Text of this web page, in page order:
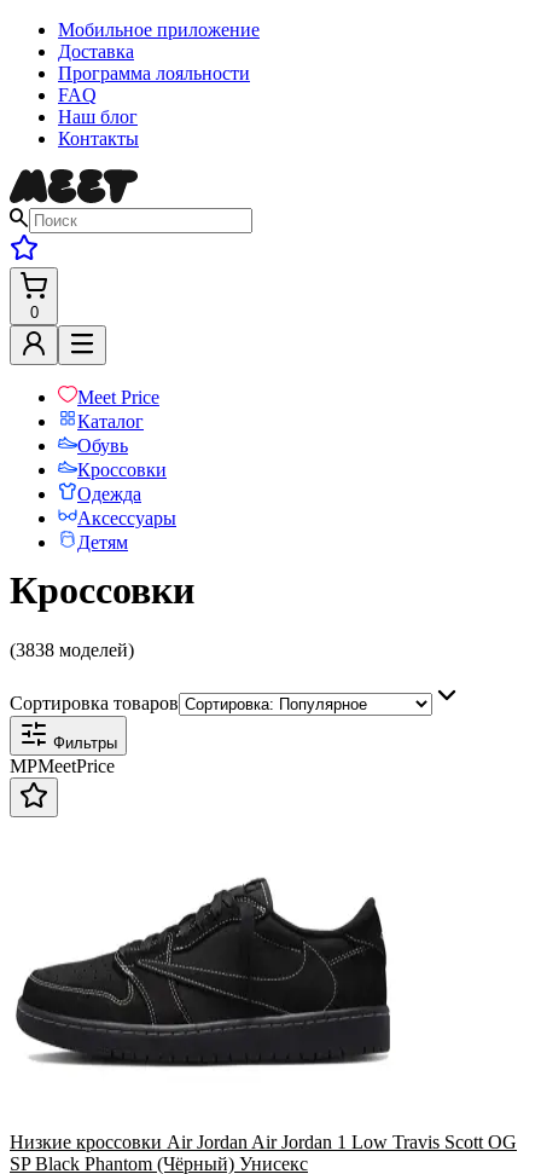
Мобильное приложение
Доставка
Программа лояльности
FAQ
Наш блог
Контакты
0
Meet Price
Каталог
Обувь
Кроссовки
Одежда
Аксессуары
Детям
Кроссовки
(3838 моделей)
Сортировка товаров
Фильтры
MPMeetPrice
Низкие кроссовки Air Jordan Air Jordan 1 Low Travis Scott OG
SP Black Phantom (Чёрный) Унисекс